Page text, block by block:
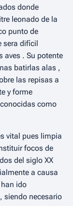
donde
leonado de la
punto de
sera difícil
aves . Su potente
batirlas alas ,
las repisas a
y forme
como
vital pues limpia
focos de
del siglo XX
a causa
ido
siendo necesario